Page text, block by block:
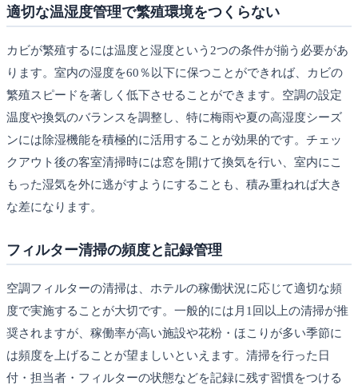
適切な温湿度管理で繁殖環境をつくらない
カビが繁殖するには温度と湿度という2つの条件が揃う必要があ
ります。室内の湿度を60％以下に保つことができれば、カビの
繁殖スピードを著しく低下させることができます。空調の設定
温度や換気のバランスを調整し、特に梅雨や夏の高湿度シーズ
ンには除湿機能を積極的に活用することが効果的です。チェッ
クアウト後の客室清掃時には窓を開けて換気を行い、室内にこ
もった湿気を外に逃がすようにすることも、積み重ねれば大き
な差になります。
フィルター清掃の頻度と記録管理
空調フィルターの清掃は、ホテルの稼働状況に応じて適切な頻
度で実施することが大切です。一般的には月1回以上の清掃が推
奨されますが、稼働率が高い施設や花粉・ほこりが多い季節に
は頻度を上げることが望ましいといえます。清掃を行った日
付・担当者・フィルターの状態などを記録に残す習慣をつける